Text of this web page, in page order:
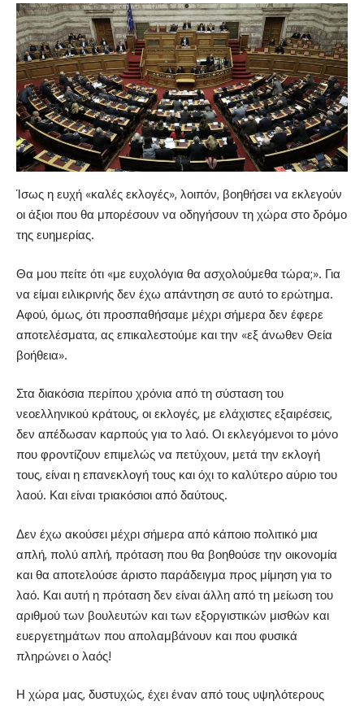
Ίσως η ευχή «καλές εκλογές», λοιπόν, βοηθήσει να εκλεγούν
οι άξιοι που θα μπορέσουν να οδηγήσουν τη χώρα στο δρόμο
της ευημερίας.
Θα μου πείτε ότι «με ευχολόγια θα ασχολούμεθα τώρα;». Για
να είμαι ειλικρινής δεν έχω απάντηση σε αυτό το ερώτημα.
Αφού, όμως, ότι προσπαθήσαμε μέχρι σήμερα δεν έφερε
αποτελέσματα, ας επικαλεστούμε και την «εξ άνωθεν Θεία
βοήθεια».
Στα διακόσια περίπου χρόνια από τη σύσταση του
νεοελληνικού κράτους, οι εκλογές, με ελάχιστες εξαιρέσεις,
δεν απέδωσαν καρπούς για το λαό. Οι εκλεγόμενοι το μόνο
που φροντίζουν επιμελώς να πετύχουν, μετά την εκλογή
τους, είναι η επανεκλογή τους και όχι το καλύτερο αύριο του
λαού. Και είναι τριακόσιοι από δαύτους.
Δεν έχω ακούσει μέχρι σήμερα από κάποιο πολιτικό μια
απλή, πολύ απλή, πρόταση που θα βοηθούσε την οικονομία
και θα αποτελούσε άριστο παράδειγμα προς μίμηση για το
λαό. Και αυτή η πρόταση δεν είναι άλλη από τη μείωση του
αριθμού των βουλευτών και των εξοργιστικών μισθών και
ευεργετημάτων που απολαμβάνουν και που φυσικά
πληρώνει ο λαός!
Η χώρα μας, δυστυχώς, έχει έναν από τους υψηλότερους